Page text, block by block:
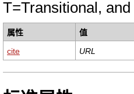
T=Transitional,
属性
值
cite
URL